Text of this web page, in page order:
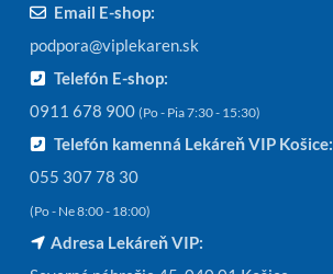
Email E-shop:
podpora@viplekaren.sk
Telefón E-shop:
0911 678 900 (Po - Pia 7:30 - 15:30)
Telefón kamenná Lekáreň VIP Košice:
055 307 78 30
(Po - Ne 8:00 - 18:00)
Adresa Lekáreň VIP: